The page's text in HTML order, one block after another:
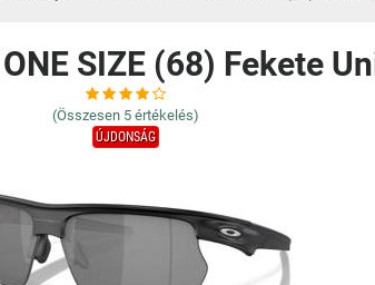
SIZE (68) Fekete
(Összesen 5 értékelés)
ÚJDONSÁG